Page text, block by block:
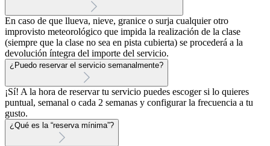
En caso de que llueva, nieve, granice o surja cualquier otro
improvisto meteorológico que impida la realización de la clase
(siempre que la clase no sea en pista cubierta) se procederá a la
devolución íntegra del importe del servicio.
¿Puedo reservar el servicio semanalmente?
¡Sí! A la hora de reservar tu servicio puedes escoger si lo quieres
puntual, semanal o cada 2 semanas y configurar la frecuencia a tu
gusto.
¿Qué es la “reserva mínima”?